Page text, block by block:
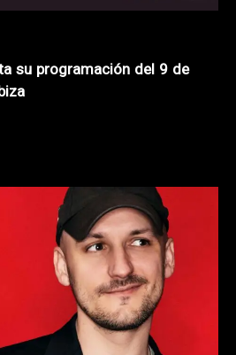
su programación del 9 de